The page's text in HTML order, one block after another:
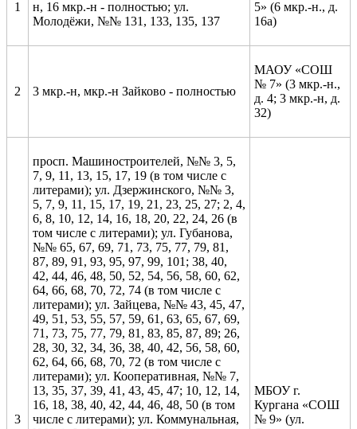
1
н, 16 мкр.-н - полностью; ул.
Молодёжи, №№ 131, 133, 135, 137
5» (6 мкр.-н., д.
16а)
2 3 мкр.-н, мкр.-н Зайково - полностью
МАОУ «СОШ
№ 7» (3 мкр.-н.,
д. 4; 3 мкр.-н, д.
32)
3
просп. Машиностроителей, №№ 3, 5,
7, 9, 11, 13, 15, 17, 19 (в том числе с
литерами); ул. Дзержинского, №№ 3,
5, 7, 9, 11, 15, 17, 19, 21, 23, 25, 27; 2, 4,
6, 8, 10, 12, 14, 16, 18, 20, 22, 24, 26 (в
том числе с литерами); ул. Губанова,
№№ 65, 67, 69, 71, 73, 75, 77, 79, 81,
87, 89, 91, 93, 95, 97, 99, 101; 38, 40,
42, 44, 46, 48, 50, 52, 54, 56, 58, 60, 62,
64, 66, 68, 70, 72, 74 (в том числе с
литерами); ул. Зайцева, №№ 43, 45, 47,
49, 51, 53, 55, 57, 59, 61, 63, 65, 67, 69,
71, 73, 75, 77, 79, 81, 83, 85, 87, 89; 26,
28, 30, 32, 34, 36, 38, 40, 42, 56, 58, 60,
62, 64, 66, 68, 70, 72 (в том числе с
литерами); ул. Кооперативная, №№ 7,
13, 35, 37, 39, 41, 43, 45, 47; 10, 12, 14,
16, 18, 38, 40, 42, 44, 46, 48, 50 (в том
числе с литерами); ул. Коммунальная,
МБОУ г.
Кургана «СОШ
№ 9» (ул.